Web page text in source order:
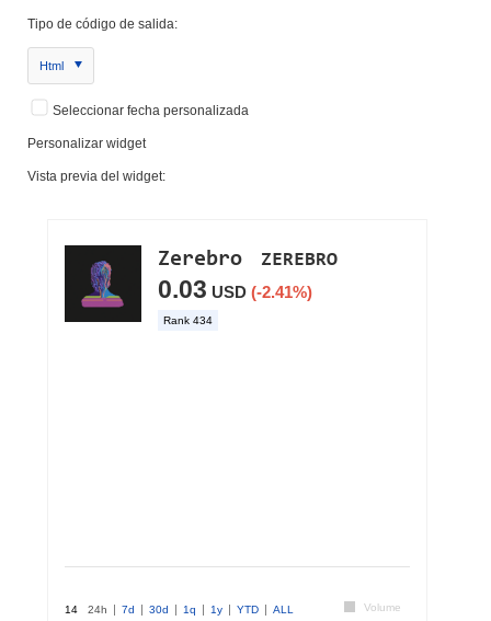
Tipo de código de salida:
Html
Seleccionar fecha personalizada
Personalizar widget
Vista previa del widget: